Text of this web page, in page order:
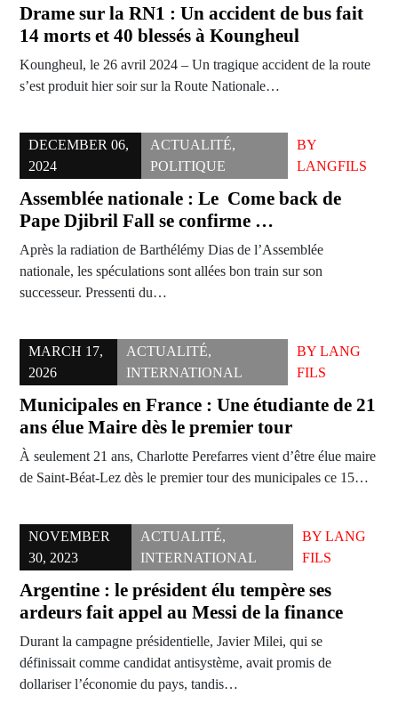
Drame sur la RN1 : Un accident de bus fait
14 morts et 40 blessés à Koungheul
Koungheul, le 26 avril 2024 – Un tragique accident de la route
s’est produit hier soir sur la Route Nationale…
DECEMBER 06,
2024
ACTUALITÉ,
POLITIQUE
BY
LANGFILS
Assemblée nationale : Le Come back de
Pape Djibril Fall se confirme …
Après la radiation de Barthélémy Dias de l’Assemblée
nationale, les spéculations sont allées bon train sur son
successeur. Pressenti du…
MARCH 17,
2026
ACTUALITÉ,
INTERNATIONAL
BYLANG
FILS
Municipales en France : Une étudiante de 21
ans élue Maire dès le premier tour
À seulement 21 ans, Charlotte Perefarres vient d’être élue maire
de Saint-Béat-Lez dès le premier tour des municipales ce 15…
NOVEMBER
30, 2023
ACTUALITÉ,
INTERNATIONAL
BY LANG
FILS
Argentine : le président élu tempère ses
ardeurs fait appel au Messi de la finance
Durant la campagne présidentielle, Javier Milei, qui se
définissait comme candidat antisystème, avait promis de
dollariser l’économie du pays, tandis…